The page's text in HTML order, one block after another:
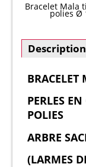
Bracelet Mala
polies Ø
Description
BRACELET
PERLES
POLIES
ARBRE
(LARMES